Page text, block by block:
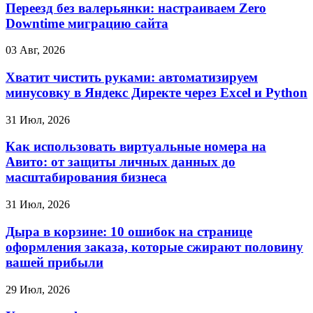
Переезд без валерьянки: настраиваем Zero
Downtime миграцию сайта
03 Авг, 2026
Хватит чистить руками: автоматизируем
минусовку в Яндекс Директе через Excel и Python
31 Июл, 2026
Как использовать виртуальные номера на
Авито: от защиты личных данных до
масштабирования бизнеса
31 Июл, 2026
Дыра в корзине: 10 ошибок на странице
оформления заказа, которые сжирают половину
вашей прибыли
29 Июл, 2026